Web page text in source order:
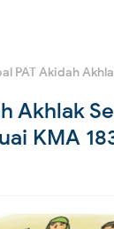
PAT Akidah Akhlak Semester 2
Akhlak
KMA